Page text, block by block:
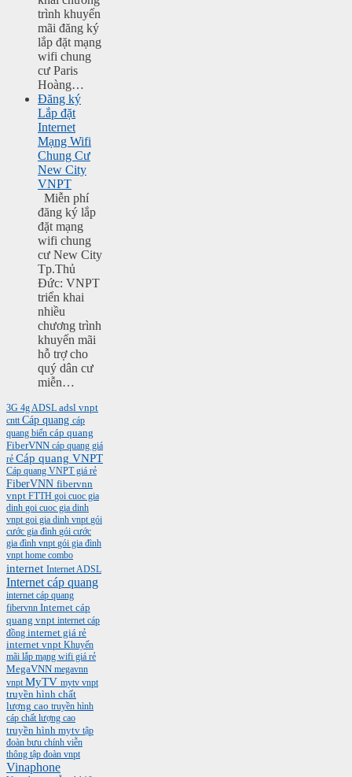
trình khuyến
mãi đăng ký
lắp đặt mạng
wifi chung
cư Paris
Hoàng…
Đăng ký
Lắp đặt
Internet
Mạng Wifi
Chung Cư
New City
VNPT
Miễn phí
đăng ký lắp
đặt mạng
wifi chung
cư New City
Tp.Thủ
Đức: VNPT
triển khai
nhiều
chương trình
khuyến mãi
hỗ trợ cho
quý dân cư
miễn…
3G 4g ADSL adsl vnpt
cntt Cáp quang cáp
quang biển cáp quang
FiberVNN cáp quang giá
rẻ Cáp quang VNPT
Cáp quang VNPT giá rẻ
FiberVNN fibervnn
vnpt FTTH goi cuoc gia
dinh goi cuoc gia dinh
vnpt goi gia dinh vnpt gói
cước gia đình gói cước
gia đình vnpt gói gia đình
vnpt home combo
internet Internet ADSL
Internet cáp quang
internet cáp quang
fibervnn Internet cáp
quang vnpt internet cáp
đồng internet giá rẻ
internet vnpt Khuyến
mãi lắp mạng wifi giá rẻ
MegaVNN megavnn
vnpt MyTV mytv vnpt
truyền hình chất
lượng cao truyền hình
cáp chất lượng cao
truyền hình mytv tập
đoàn bưu chính viễn
thông tập đoàn vnpt
Vinaphone